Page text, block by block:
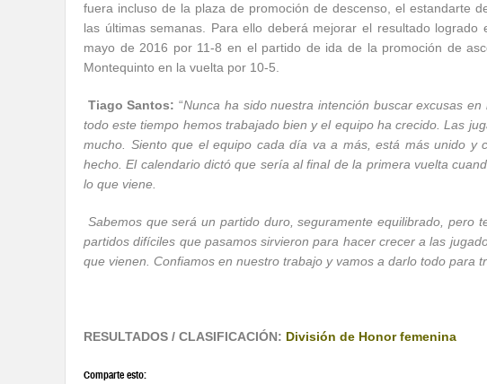
fuera incluso de la plaza de promoción de descenso, el estandarte
las últimas semanas. Para ello deberá mejorar el resultado
mayo de 2016 por 11-8 en el partido de ida de la promoción de
Montequinto en la vuelta por 10-5.
Tiago Santos: “Nunca ha sido nuestra intención buscar excusas
todo este tiempo hemos trabajado bien y el equipo ha crecido. Las
mucho. Siento que el equipo cada día va a más, está más unido y
hecho. El calendario dictó que sería al final de la primera vuelta
lo que viene.
Sabemos que será un partido duro, seguramente equilibrado, pero
partidos difíciles que pasamos sirvieron para hacer crecer a las
que vienen. Confiamos en nuestro trabajo y vamos a darlo todo para
RESULTADOS / CLASIFICACIÓN: División de Honor femenina
Comparte esto: